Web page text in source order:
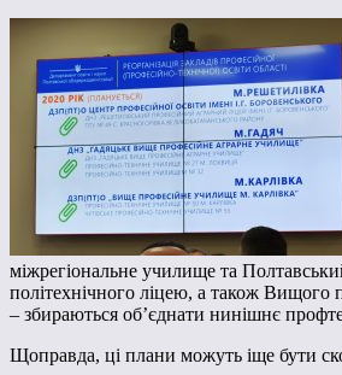
міжрегіональне училище та
політехнічного ліцею, а також
– збираються об’єднати нинішнє
Щоправда, ці плани можуть іще бути